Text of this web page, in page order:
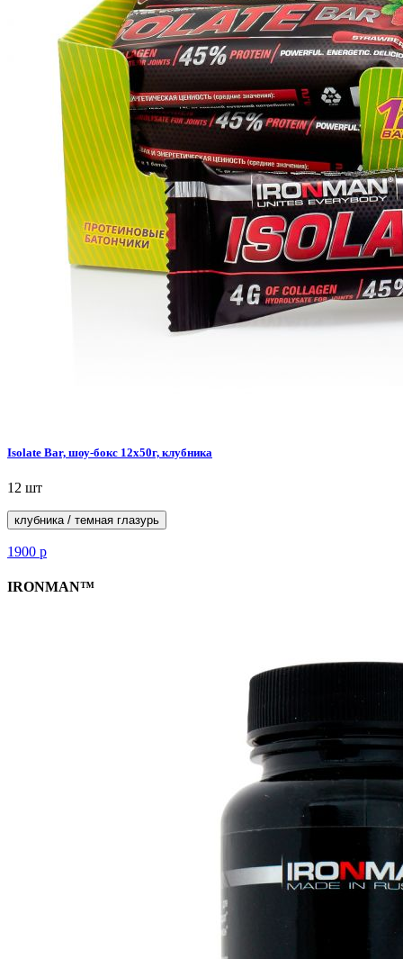
Isolate Bar, шоу-бокс 12x50г, клубника
12 шт
клубника / темная глазурь
1900 р
IRONMAN™